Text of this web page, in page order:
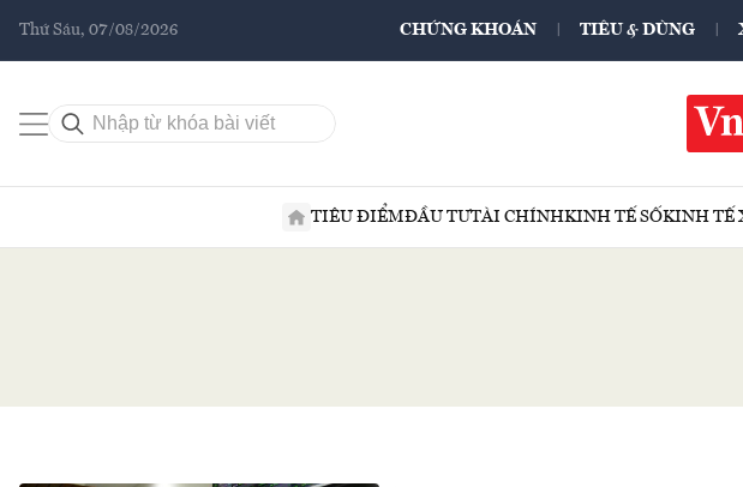
Thứ Sáu, 07/08/2026 CHỨNG KHOÁN TIÊU & DÙNG
TIÊU ĐIỂMĐẦU TƯTÀI CHÍNHKINH TẾ SỐKINH TẾ